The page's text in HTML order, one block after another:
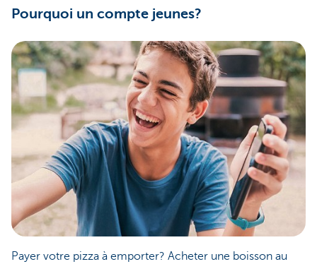
Pourquoi un compte jeunes?
Payer votre pizza à emporter? Acheter une boisson au